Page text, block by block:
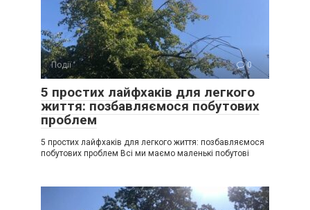
Події 0
5 простих лайфхаків для легкого
життя: позбавляємося побутових
проблем
5 простих лайфхаків для легкого життя: позбавляємося
побутових проблем Всі ми маємо маленькі побутові